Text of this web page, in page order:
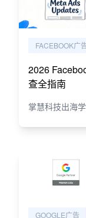
FACEBOOK广
2026
查全指南
掌慧科技出海
GOOGLE广告